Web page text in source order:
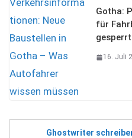
Gotha:
für
gesperrt
16. Juli
Ghostwriter